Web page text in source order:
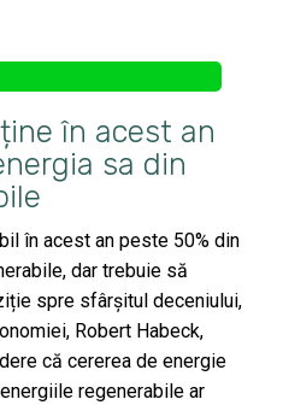
în acest an
sa din
în acest an peste 50% din
dar trebuie să
spre sfârșitul deceniului,
Robert Habeck,
că cererea de energie
regenerabile ar